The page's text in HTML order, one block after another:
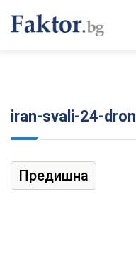
iran-svali-24-
Предишна